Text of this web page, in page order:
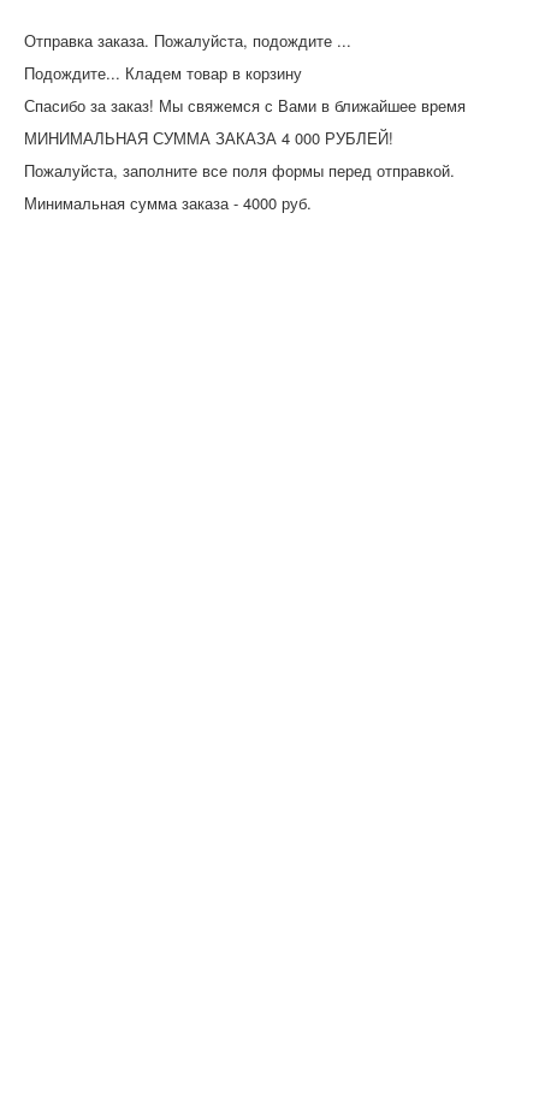
Отправка заказа. Пожалуйста, подождите ...
Подождите... Кладем товар в корзину
Спасибо за заказ! Мы свяжемся с Вами в ближайшее время
МИНИМАЛЬНАЯ СУММА ЗАКАЗА 4 000 РУБЛЕЙ!
Пожалуйста, заполните все поля формы перед отправкой.
Минимальная сумма заказа - 4000 руб.